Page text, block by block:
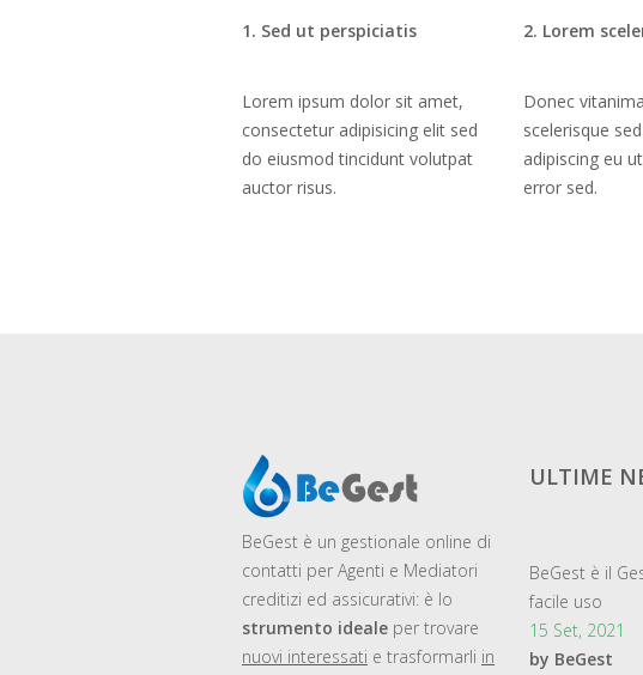
1. Sed ut perspiciatis
Lorem ipsum dolor sit amet,
consectetur adipisicing elit sed
do eiusmod tincidunt volutpat
auctor risus.
2. Lorem
Donec
scelerisque
adipiscing eu
error sed.
BeGest è un gestionale online di
contatti per Agenti e Mediatori
creditizi ed assicurativi: è lo
strumento ideale per trovare
nuovi interessati e trasformarli in
ULTIME
BeGest è il
facile uso
15 Set, 2021
by BeGest